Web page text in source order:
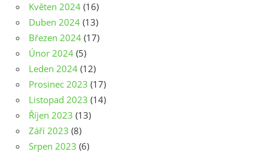
Květen 2024 (16)
Duben 2024 (13)
Březen 2024 (17)
Únor 2024 (5)
Leden 2024 (12)
Prosinec 2023 (17)
Listopad 2023 (14)
Říjen 2023 (13)
Září 2023 (8)
Srpen 2023 (6)